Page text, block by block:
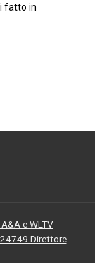
fatto in
e WLTV
Direttore